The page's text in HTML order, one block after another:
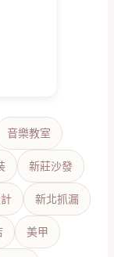
音樂教室
新莊沙發
新北抓漏
美甲